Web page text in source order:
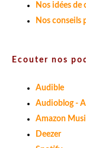
Nos idées de
Nos conseils
Ecouter nos
Audible
Audioblog -
Amazon
Deezer